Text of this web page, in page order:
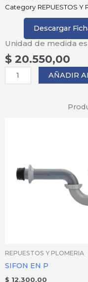
Category REPUESTOS Y
Descargar
Unidad de medida
$ 20.550,00
SIFON
FLEXIBLE
AÑADIR
REPUESTOS Y PLOMERIA
SIFON EN P
$ 12.300,00